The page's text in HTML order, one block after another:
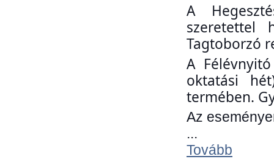
A
szeretettel
Tagtoborzó
A
oktatási
termében.
Az
...
Tovább